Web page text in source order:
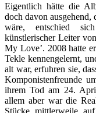
Eigentlich hätte die
doch davon ausgehend,
wäre, entschied
künstlerischer Leiter
My Love’. 2008 hatte
Tekle kennengelernt,
alt war, erfuhren sie,
Komponistenfreunde
ihrem Tod am 24.
allem aber war die
Stücke mittlerweile